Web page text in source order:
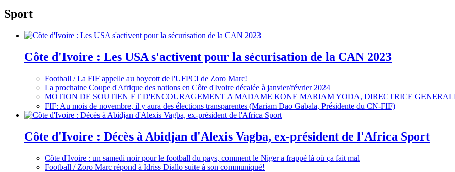
Sport
Côte d'Ivoire : Les USA s'activent pour la sécurisation de la CAN 2023
Football / La FIF appelle au boycott de l'UFPCI de Zoro Marc!
La prochaine Coupe d'Afrique des nations en Côte d'Ivoire décalée à janvier/février 2024
MOTION DE SOUTIEN ET D'ENCOURAGEMENT A MADAME KONE MARIAM YODA, DIRECTRICE
FIF: Au mois de novembre, il y aura des élections transparentes (Mariam Dao Gabala, Présidente du CN-FIF)
Côte d'Ivoire : Décès à Abidjan d'Alexis Vagba, ex-président de l'Africa Sport
Côte d'Ivoire : un samedi noir pour le football du pays, comment le Niger a frappé là où ça fait mal
Football / Zoro Marc répond à Idriss Diallo suite à son communiqué!